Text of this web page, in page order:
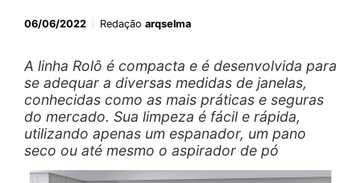
06/06/2022 Redação arqselma
A linha Rolô é compacta e é desenvolvida para
se adequar a diversas medidas de janelas,
conhecidas como as mais práticas e seguras
do mercado. Sua limpeza é fácil e rápida,
utilizando apenas um espanador, um pano
seco ou até mesmo o aspirador de pó